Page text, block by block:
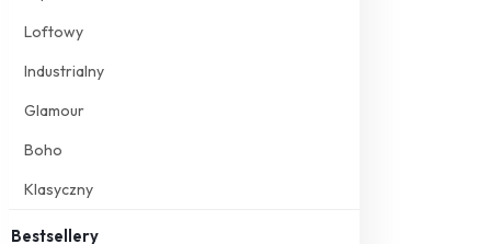
Loftowy
Industrialny
Glamour
Boho
Klasyczny
Bestsellery